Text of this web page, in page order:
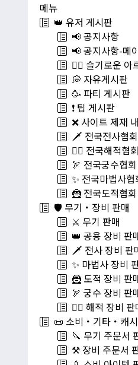
메뉴
👑 유저 게시판
📢 공지사항
📢 공지사항-메
💁‍♂ 슬기로운 아
💭 자유게시판
🥳 파티 게시판
❗️ 팁 게시판
❌ 사이트 제재
🗡️ 전국전사협회
🏴‍☠️ 전국해적협회
🏹 전국궁수협회
✨ 전국마법사협
🦹 전국도적협회
🛡️ 무기・장비 판매
⚔️ 무기 판매
👑 공용 장비 판
🗡️ 전사 장비 판
✨ 마법사 장비
🦹 도적 장비 판
🏹 궁수 장비 판
🏴‍☠️ 해적 장비 판
📜 소비・기타・캐
🔪 무기 주문서
⚒️ 장비 주문서